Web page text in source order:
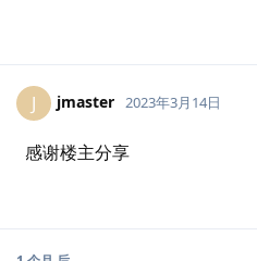
J jmaster 2023年3月14日
感谢楼主分享